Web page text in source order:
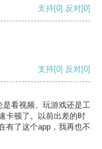
支持[0] 反对[0]
支持[0] 反对[0]
看视频、玩游戏还是工
卡顿了。以前出差的时
有了这个app，我再也不